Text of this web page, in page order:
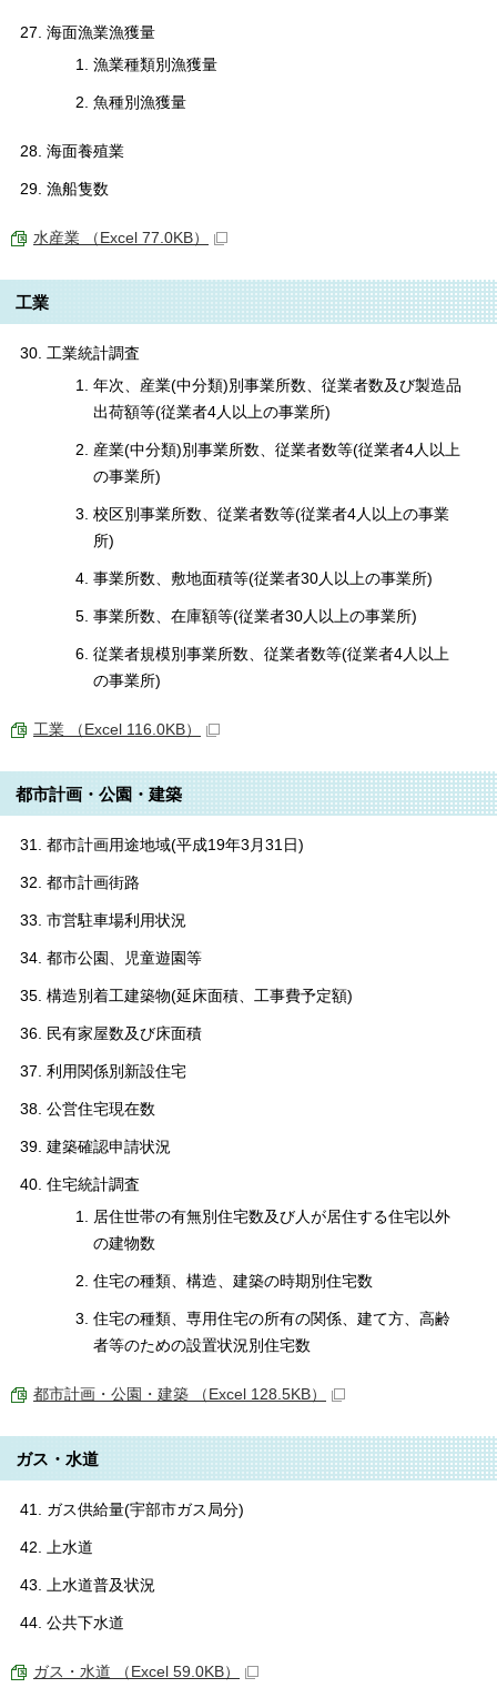
海面漁業漁獲量
漁業種類別漁獲量
魚種別漁獲量
海面養殖業
漁船隻数
水産業 （Excel 77.0KB）
工業
工業統計調査
年次、産業(中分類)別事業所数、従業者数及び製造品
出荷額等(従業者4人以上の事業所)
産業(中分類)別事業所数、従業者数等(従業者4人以上
の事業所)
校区別事業所数、従業者数等(従業者4人以上の事業
所)
事業所数、敷地面積等(従業者30人以上の事業所)
事業所数、在庫額等(従業者30人以上の事業所)
従業者規模別事業所数、従業者数等(従業者4人以上
の事業所)
工業 （Excel 116.0KB）
都市計画・公園・建築
都市計画用途地域(平成19年3月31日)
都市計画街路
市営駐車場利用状況
都市公園、児童遊園等
構造別着工建築物(延床面積、工事費予定額)
民有家屋数及び床面積
利用関係別新設住宅
公営住宅現在数
建築確認申請状況
住宅統計調査
居住世帯の有無別住宅数及び人が居住する住宅以外
の建物数
住宅の種類、構造、建築の時期別住宅数
住宅の種類、専用住宅の所有の関係、建て方、高齢
者等のための設置状況別住宅数
都市計画・公園・建築 （Excel 128.5KB）
ガス・水道
ガス供給量(宇部市ガス局分)
上水道
上水道普及状況
公共下水道
ガス・水道 （Excel 59.0KB）